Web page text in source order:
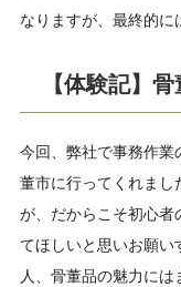
なりますが、最終的に
【体験記】
今回、弊社で事務作業
董市に行ってくれまし
が、だからこそ初心
てほしいと思いお願
人、骨董品の魅力に